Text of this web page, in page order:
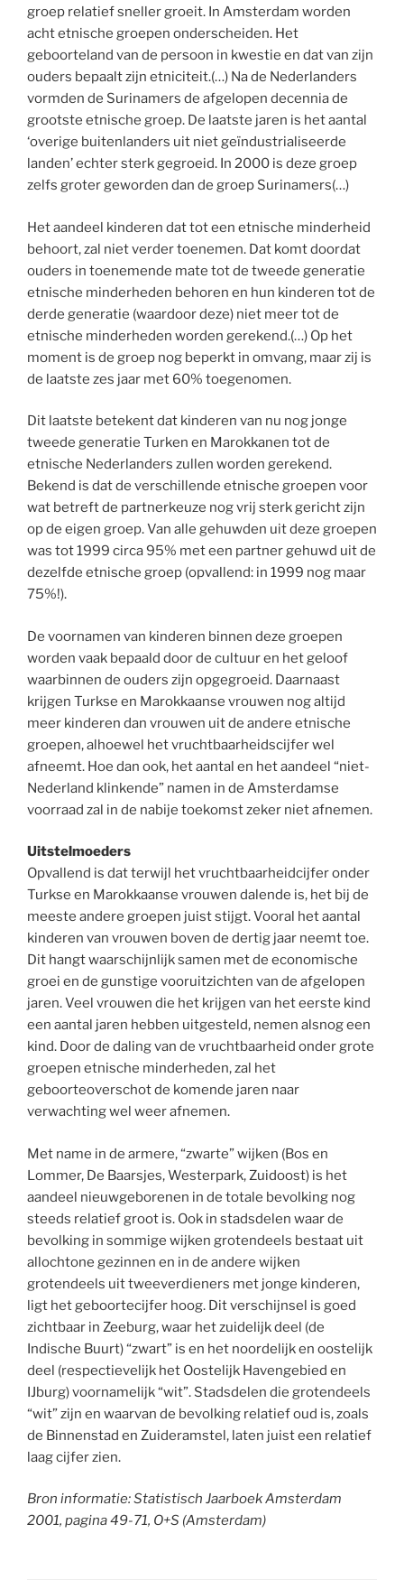
groep relatief sneller groeit. In Amsterdam worden
acht etnische groepen onderscheiden. Het
geboorteland van de persoon in kwestie en dat van zijn
ouders bepaalt zijn etniciteit.(…) Na de Nederlanders
vormden de Surinamers de afgelopen decennia de
grootste etnische groep. De laatste jaren is het aantal
‘overige buitenlanders uit niet geïndustrialiseerde
landen’ echter sterk gegroeid. In 2000 is deze groep
zelfs groter geworden dan de groep Surinamers(…)
Het aandeel kinderen dat tot een etnische minderheid
behoort, zal niet verder toenemen. Dat komt doordat
ouders in toenemende mate tot de tweede generatie
etnische minderheden behoren en hun kinderen tot de
derde generatie (waardoor deze) niet meer tot de
etnische minderheden worden gerekend.(…) Op het
moment is de groep nog beperkt in omvang, maar zij is
de laatste zes jaar met 60% toegenomen.
Dit laatste betekent dat kinderen van nu nog jonge
tweede generatie Turken en Marokkanen tot de
etnische Nederlanders zullen worden gerekend.
Bekend is dat de verschillende etnische groepen voor
wat betreft de partnerkeuze nog vrij sterk gericht zijn
op de eigen groep. Van alle gehuwden uit deze groepen
was tot 1999 circa 95% met een partner gehuwd uit de
dezelfde etnische groep (opvallend: in 1999 nog maar
75%!).
De voornamen van kinderen binnen deze groepen
worden vaak bepaald door de cultuur en het geloof
waarbinnen de ouders zijn opgegroeid. Daarnaast
krijgen Turkse en Marokkaanse vrouwen nog altijd
meer kinderen dan vrouwen uit de andere etnische
groepen, alhoewel het vruchtbaarheidscijfer wel
afneemt. Hoe dan ook, het aantal en het aandeel “niet-
Nederland klinkende” namen in de Amsterdamse
voorraad zal in de nabije toekomst zeker niet afnemen.
Uitstelmoeders
Opvallend is dat terwijl het vruchtbaarheidcijfer onder
Turkse en Marokkaanse vrouwen dalende is, het bij de
meeste andere groepen juist stijgt. Vooral het aantal
kinderen van vrouwen boven de dertig jaar neemt toe.
Dit hangt waarschijnlijk samen met de economische
groei en de gunstige vooruitzichten van de afgelopen
jaren. Veel vrouwen die het krijgen van het eerste kind
een aantal jaren hebben uitgesteld, nemen alsnog een
kind. Door de daling van de vruchtbaarheid onder grote
groepen etnische minderheden, zal het
geboorteoverschot de komende jaren naar
verwachting wel weer afnemen.
Met name in de armere, “zwarte” wijken (Bos en
Lommer, De Baarsjes, Westerpark, Zuidoost) is het
aandeel nieuwgeborenen in de totale bevolking nog
steeds relatief groot is. Ook in stadsdelen waar de
bevolking in sommige wijken grotendeels bestaat uit
allochtone gezinnen en in de andere wijken
grotendeels uit tweeverdieners met jonge kinderen,
ligt het geboortecijfer hoog. Dit verschijnsel is goed
zichtbaar in Zeeburg, waar het zuidelijk deel (de
Indische Buurt) “zwart” is en het noordelijk en oostelijk
deel (respectievelijk het Oostelijk Havengebied en
IJburg) voornamelijk “wit”. Stadsdelen die grotendeels
“wit” zijn en waarvan de bevolking relatief oud is, zoals
de Binnenstad en Zuideramstel, laten juist een relatief
laag cijfer zien.
Bron informatie: Statistisch Jaarboek Amsterdam
2001, pagina 49-71, O+S (Amsterdam)